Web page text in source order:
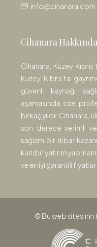
info@cihanara.com
Cihanara Hakkında
Cihanara, Kuzey
Kuzey Kıbrıs’ta
güvenli kaynağı
aşamasında size
birkaç yıldır Cihanara,
son derece verimli
sağlam bir itibar
karlı bir yatırım
ve en iyi garantili fiyatlar
© Bu web sitesinin